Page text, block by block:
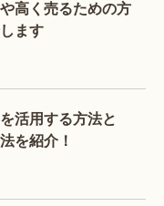
高く売るための方
ます
活用する方法と
を紹介！